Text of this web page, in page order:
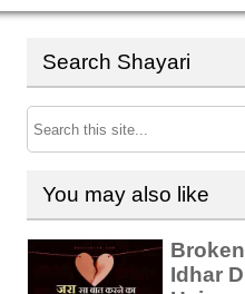
Search Shayari
You may also like
Idhar